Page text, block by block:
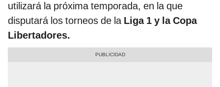
utilizará la próxima temporada, en la que
disputará los torneos de la Liga 1 y la Copa
Libertadores.